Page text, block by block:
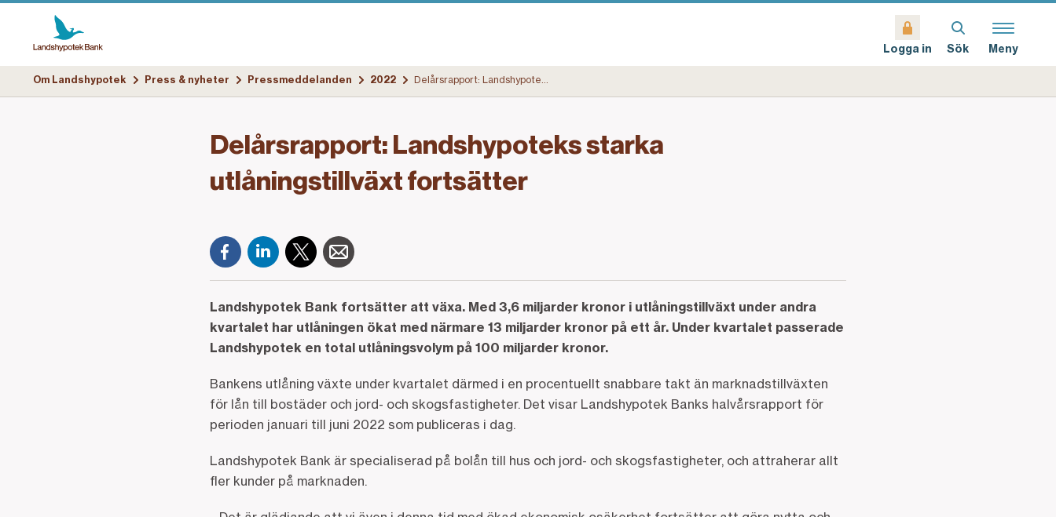
Logga in Sök Meny
Om Landshypotek Press & nyheter Pressmeddelanden 2022 Delårsrapport: Landshypoteks starka utlåningstillväxt fortsätter
Delårsrapport: Landshypoteks starka
utlåningstillväxt fortsätter
Landshypotek Bank fortsätter att växa. Med 3,6 miljarder kronor i utlåningstillväxt under andra
kvartalet har utlåningen ökat med närmare 13 miljarder kronor på ett år. Under kvartalet passerade
Landshypotek en total utlåningsvolym på 100 miljarder kronor.
Bankens utlåning växte under kvartalet därmed i en procentuellt snabbare takt än marknadstillväxten
för lån till bostäder och jord- och skogsfastigheter. Det visar Landshypotek Banks halvårsrapport för
perioden januari till juni 2022 som publiceras i dag.
Landshypotek Bank är specialiserad på bolån till hus och jord- och skogsfastigheter, och attraherar allt
fler kunder på marknaden.